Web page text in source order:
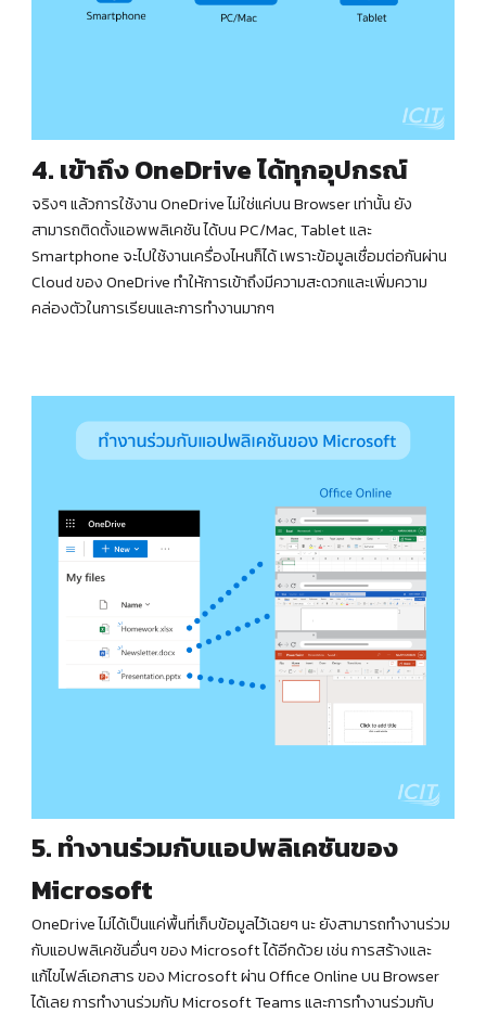
4. เข้าถึง OneDrive ได้ทุกอุปกรณ์
จริงๆ แล้วการใช้งาน OneDrive ไม่ใช่แค่บน Browser เท่านั้น ยัง
สามารถติดตั้งแอพพลิเคชัน ได้บน PC/Mac, Tablet และ
Smartphone จะไปใช้งานเครื่องไหนก็ได้ เพราะข้อมูลเชื่อมต่อกันผ่าน
Cloud ของ OneDrive ทำให้การเข้าถึงมีความสะดวกและเพิ่มความ
คล่องตัวในการเรียนและการทำงานมากๆ
5. ทำงานร่วมกับแอปพลิเคชันของ
Microsoft
OneDrive ไม่ได้เป็นแค่พื้นที่เก็บข้อมูลไว้เฉยๆ นะ ยังสามารถทำงานร่วม
กับแอปพลิเคชันอื่นๆ ของ Microsoft ได้อีกด้วย เช่น การสร้างและ
แก้ไขไฟล์เอกสาร ของ Microsoft ผ่าน Office Online บน Browser
ได้เลย การทำงานร่วมกับ Microsoft Teams และการทำงานร่วมกับ